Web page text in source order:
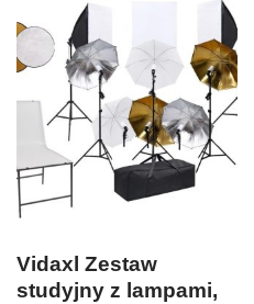
Vidaxl Zestaw
studyjny z lampami,